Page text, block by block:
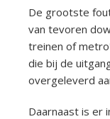
De grootste
van tevoren
treinen of
die bij de
overgeleverd
Daarnaast is er